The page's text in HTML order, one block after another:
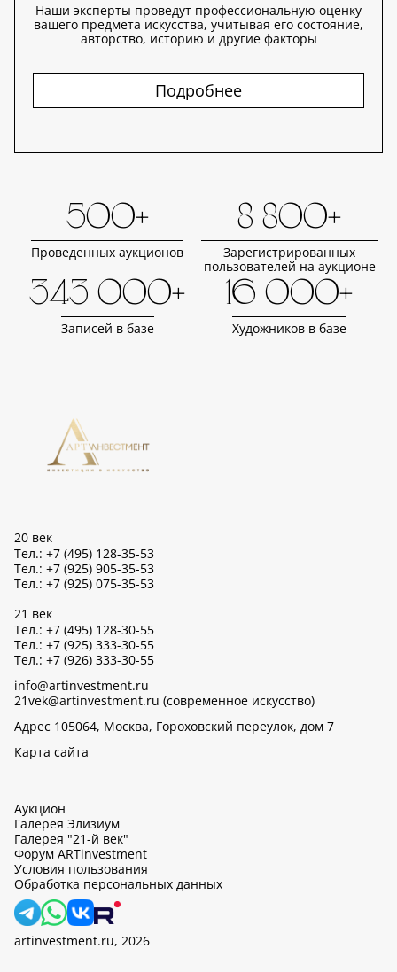
Наши эксперты проведут профессиональную оценку
вашего предмета искусства, учитывая его состояние,
авторство, историю и другие факторы
Подробнее
500+
Проведенных аукционов
8 800+
Зарегистрированных
пользователей на аукционе
343 000+
Записей в базе
16 000+
Художников в базе
20 век
Тел.: +7 (495) 128-35-53
Тел.: +7 (925) 905-35-53
Тел.: +7 (925) 075-35-53
21 век
Тел.: +7 (495) 128-30-55
Тел.: +7 (925) 333-30-55
Тел.: +7 (926) 333-30-55
info@artinvestment.ru
21vek@artinvestment.ru (современное искусство)
Адрес 105064, Москва, Гороховский переулок, дом 7
Карта сайта
Аукцион
Галерея Элизиум
Галерея "21-й век"
Форум ARTinvestment
Условия пользования
Обработка персональных данных
artinvestment.ru, 2026